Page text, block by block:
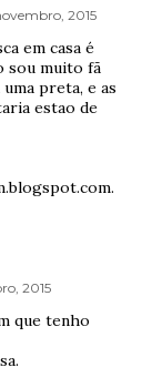
2015
em casa é
sou muito fã
preta, e as
estao de
2015
que tenho